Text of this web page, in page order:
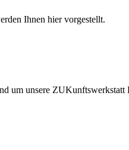
Ihnen hier vorgestellt.
um unsere